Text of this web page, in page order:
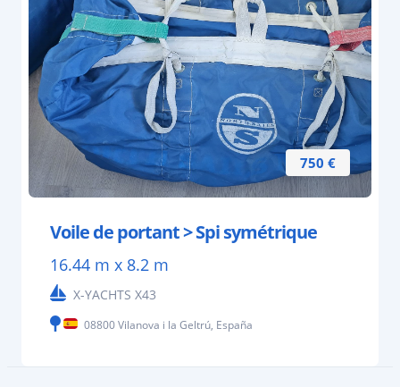
750 €
Voile de portant > Spi symétrique
16.44 m x 8.2 m
X-YACHTS X43
08800 Vilanova i la Geltrú, España